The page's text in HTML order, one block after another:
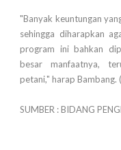
"Banyak keuntungan
sehingga diharapkan
program ini bahkan
besar manfaatnya,
petani," harap Bambang.
SUMBER : BIDANG